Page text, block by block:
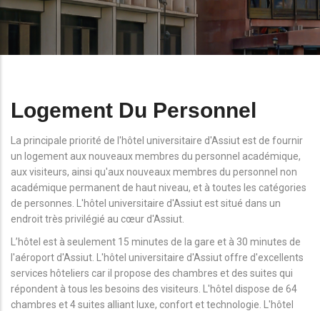
Logement Du Personnel
La principale priorité de l'hôtel universitaire d'Assiut est de fournir
un logement aux nouveaux membres du personnel académique,
aux visiteurs, ainsi qu'aux nouveaux membres du personnel non
académique permanent de haut niveau, et à toutes les catégories
de personnes. L'hôtel universitaire d'Assiut est situé dans un
endroit très privilégié au cœur d'Assiut.
L’hôtel est à seulement 15 minutes de la gare et à 30 minutes de
l'aéroport d'Assiut. L'hôtel universitaire d'Assiut offre d'excellents
services hôteliers car il propose des chambres et des suites qui
répondent à tous les besoins des visiteurs. L'hôtel dispose de 64
chambres et 4 suites alliant luxe, confort et technologie. L'hôtel